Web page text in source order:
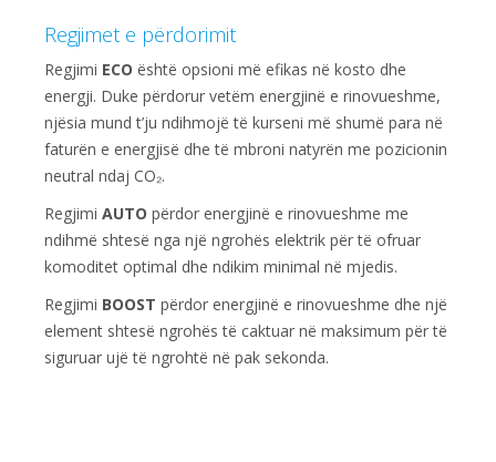
Regjimet e përdorimit
Regjimi ECO është opsioni më efikas në kosto dhe
energji. Duke përdorur vetëm energjinë e rinovueshme,
njësia mund t’ju ndihmojë të kurseni më shumë para në
faturën e energjisë dhe të mbroni natyrën me pozicionin
neutral ndaj CO₂.
Regjimi AUTO përdor energjinë e rinovueshme me
ndihmë shtesë nga një ngrohës elektrik për të ofruar
komoditet optimal dhe ndikim minimal në mjedis.
Regjimi BOOST përdor energjinë e rinovueshme dhe një
element shtesë ngrohës të caktuar në maksimum për të
siguruar ujë të ngrohtë në pak sekonda.